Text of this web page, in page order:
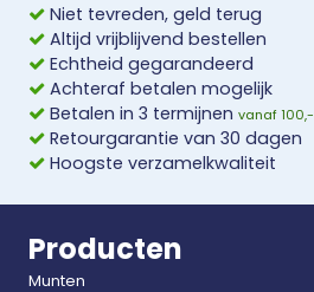
Niet tevreden, geld terug
Altijd vrijblijvend bestellen
Echtheid gegarandeerd
Achteraf betalen mogelijk
Betalen in 3 termijnen vanaf 100,-
Retourgarantie van 30 dagen
Hoogste verzamelkwaliteit
Producten
Munten